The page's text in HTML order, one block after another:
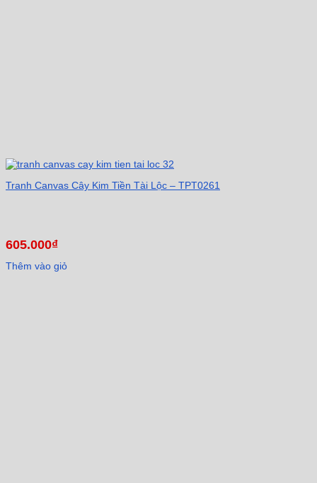
Tranh Canvas Cây Kim Tiền Tài Lộc – TPT0261
605.000₫
Thêm vào giỏ